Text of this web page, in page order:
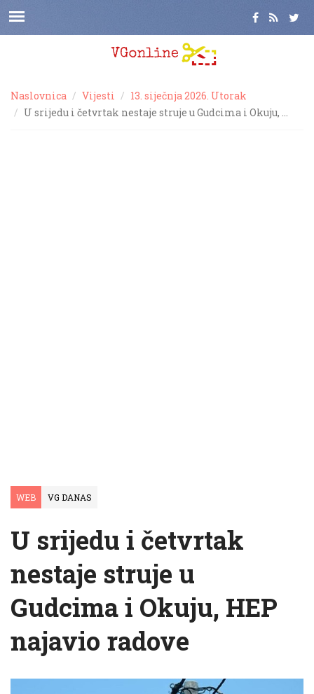
Naslovnica Vijesti
13. siječnja 2026. Utorak
U srijedu i četvrtak nestaje struje u Gudcima i Okuju, …
WEB VG DANAS
U srijedu i četvrtak
nestaje struje u
Gudcima i Okuju, HEP
najavio radove